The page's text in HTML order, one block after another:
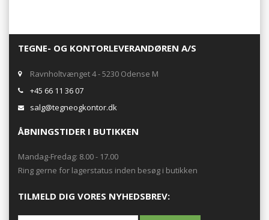
TEGNE- OG KONTORLEVERANDØREN A/S
Ravnholtvænget 4 - 5230 Odense M
+45 66 11 36 07
salg@tegneogkontor.dk
ÅBNINGSTIDER I BUTIKKEN
Mandag-Fredag: 8.00 - 17.00
Ring gerne for lagerstatus inden besøg i butikken
TILMELD DIG VORES NYHEDSBREV: